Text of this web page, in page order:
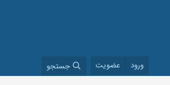
ورود عضویت جستجو